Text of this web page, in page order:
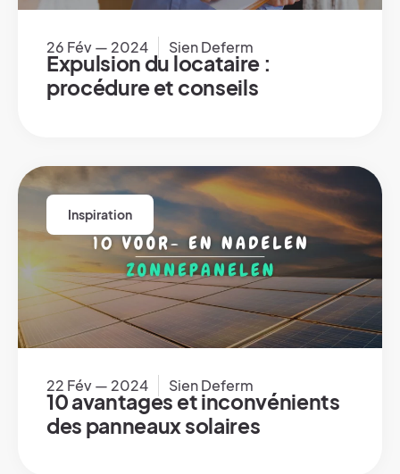
26 Fév — 2024 Sien Deferm
Expulsion du locataire :
procédure et conseils
Inspiration
22 Fév — 2024 Sien Deferm
10 avantages et inconvénients
des panneaux solaires